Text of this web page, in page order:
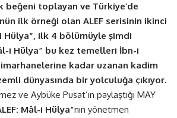
beğeni toplayan ve Türkiye’de
ilk örneği olan ALEF serisinin ikinci
Hülya”, ilk 4 bölümüyle şimdi
i Hülya” bu kez temelleri İbn-i
kadar uzanan kadim
dünyasında bir yolculuğa çıkıyor.
ve Aybüke Pusat’ın paylaştığı MAY
Mâl-i Hülya”nın yönetmen